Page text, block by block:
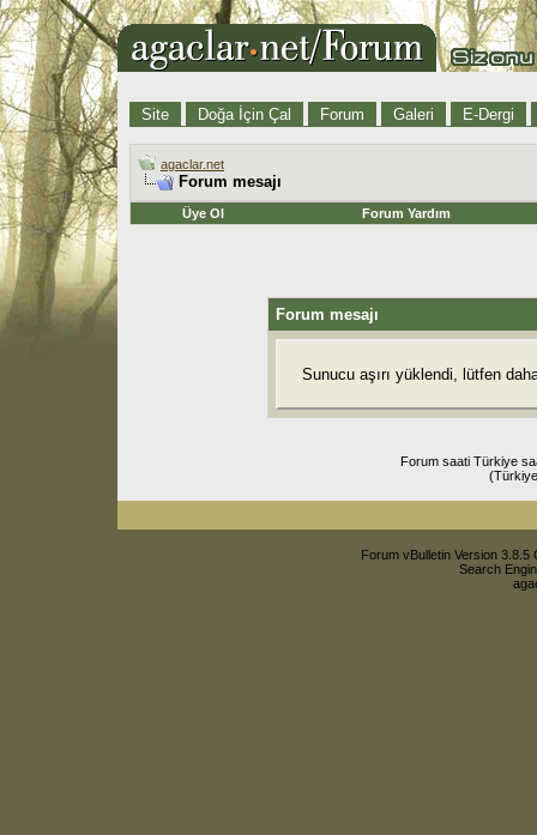
Site Doğa İçin Çal Forum Galeri E-Dergi
agaclar.net
Forum mesajı
Üye Ol Forum Yardım
Forum mesajı
Sunucu aşırı yüklendi, lütfen
Forum saati Türkiye
Forum vBulletin Version
Search